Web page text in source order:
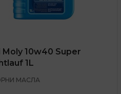
Moly 10w40 Super
1L
МАСЛА